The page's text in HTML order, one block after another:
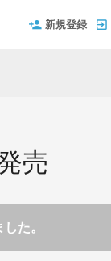
新規登録
売
た。